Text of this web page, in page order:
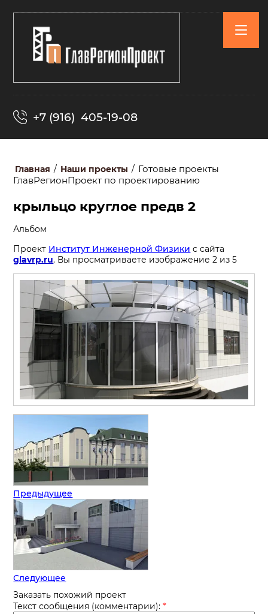
+7 (916) 405-19-08
Главная / Наши проекты / Готовые проекты
ГлавРегионПроект по проектированию
крыльцо круглое предв 2
Альбом
Проект Институт Инженерной Физики с сайта
glavrp.ru. Вы просматриваете изображение 2 из 5
Предыдущее
Следующее
Заказать похожий проект
Текст сообщения (комментарии):*